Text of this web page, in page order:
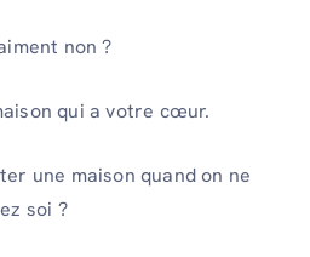
non ?
qui a votre cœur.
une maison quand on ne
soi ?